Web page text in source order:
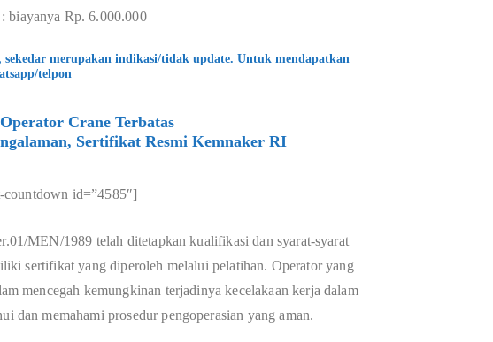
biayanya Rp. 6.000.000
merupakan indikasi/tidak update. Untuk mendapatkan
telpon
Crane Terbatas
Sertifikat Resmi Kemnaker RI
countdown id=”4585″]
MEN/1989 telah ditetapkan kualifikasi dan syarat-syarat
sertifikat yang diperoleh melalui pelatihan. Operator yang
mencegah kemungkinan terjadinya kecelakaan kerja dalam
dan memahami prosedur pengoperasian yang aman.